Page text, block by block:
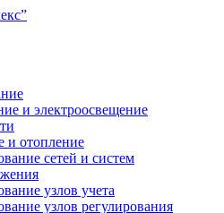
и электроосвещение
и отопление
сетей и систем
узлов учета
узлов регулирования